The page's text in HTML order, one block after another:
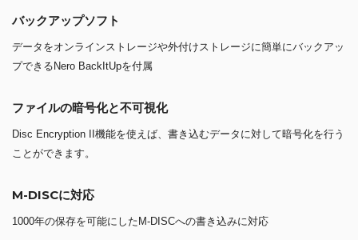
バックアップソフト
データをオンラインストレージや外付けストレージに簡単にバックアッ
プできるNero BackItUpを付属
ファイルの暗号化と不可視化
Disc Encryption II機能を使えば、書き込むデータに対して暗号化を行う
ことができます。
M-DISCに対応
1000年の保存を可能にしたM-DISCへの書き込みに対応